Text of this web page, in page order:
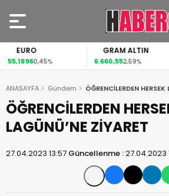
EURO
55,18960,45%
GRAM ALTIN
6.660,552,59%
ANASAYFA Gündem ÖĞRENCİLERDEN
ÖĞRENCİLERDEN
LAGÜNÜ’NE ZİYARET
27.04.2023 13:57 Güncellenme :27.04.2023